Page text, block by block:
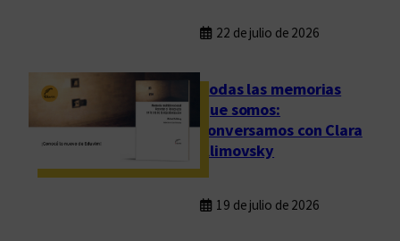
22 de julio de 2026
Todas las memorias
que somos:
conversamos con Clara
Klimovsky
19 de julio de 2026